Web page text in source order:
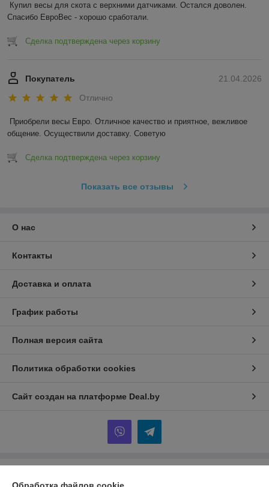
Купил весы для скота с верхними датчиками. Остался доволен.
Спасибо ЕвроВес - хорошо сработали.
Сделка подтверждена через корзину
21.04.2026
Покупатель
Отлично
Приобрели весы Евро. Отличное качество и приятное, вежливое
общение. Осуществили доставку. Советую
Сделка подтверждена через корзину
Показать все отзывы
О нас
Контакты
Доставка и оплата
График работы
Полная версия сайта
Политика обработки cookies
Сайт создан на платформе Deal.by